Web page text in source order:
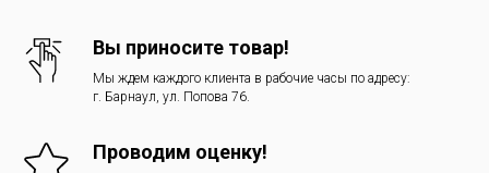
Вы приносите товар!
Мы ждем каждого клиента в рабочие часы по адресу:
г. Барнаул, ул. Попова 76.
Проводим оценку!